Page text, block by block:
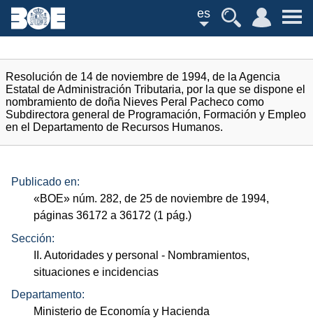
es
Resolución de 14 de noviembre de 1994, de la Agencia
Estatal de Administración Tributaria, por la que se dispone el
nombramiento de doña Nieves Peral Pacheco como
Subdirectora general de Programación, Formación y Empleo
en el Departamento de Recursos Humanos.
Publicado en:
«BOE» núm. 282, de 25 de noviembre de 1994,
páginas 36172 a 36172 (1 pág.)
Sección:
II. Autoridades y personal - Nombramientos,
situaciones e incidencias
Departamento:
Ministerio de Economía y Hacienda